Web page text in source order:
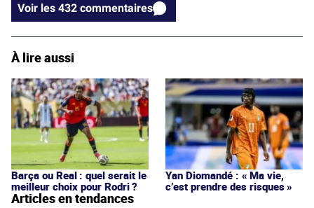
Voir les 432 commentaires
À lire aussi
Barça ou Real : quel serait le
meilleur choix pour Rodri ?
Yan Diomandé : « Ma vie,
c’est prendre des risques »
Articles en tendances